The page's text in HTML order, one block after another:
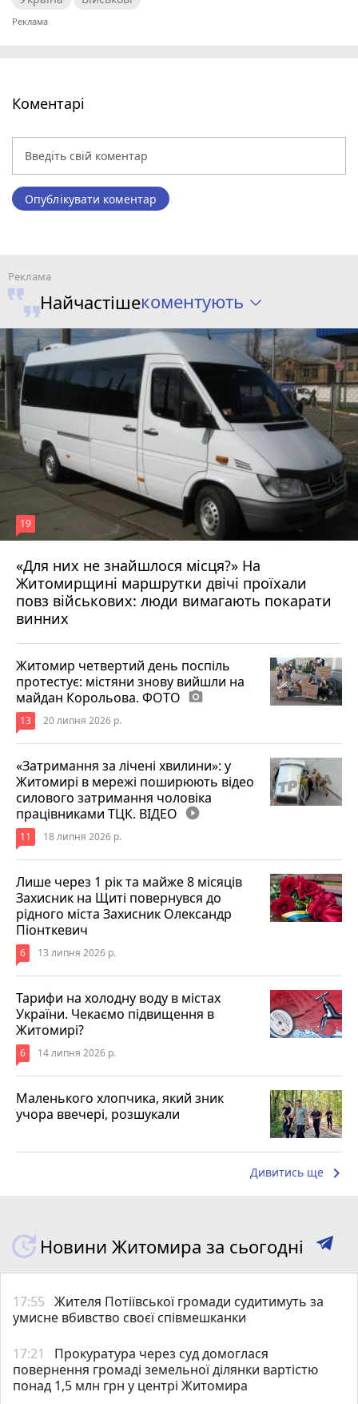
Коментарі
Опублікувати коментар
Найчастішекоментують
«Для них не знайшлося місця?» На
Житомирщині маршрутки двічі проїхали
повз військових: люди вимагають покарати
винних
19
17 липня 2026 р.
Житомир четвертий день поспіль
протестує: містяни знову вийшли на
майдан Корольова. ФОТО photo_camera
13 20 липня 2026 р.
«Затримання за лічені хвилини»: у
Житомирі в мережі поширюють відео
силового затримання чоловіка
працівниками ТЦК. ВІДЕО play_circle_filled
11 18 липня 2026 р.
Лише через 1 рік та майже 8 місяців
Захисник на Щиті повернувся до
рідного міста Захисник Олександр
Піонткевич
6 13 липня 2026 р.
Тарифи на холодну воду в містах
України. Чекаємо підвищення в
Житомирі?
6 14 липня 2026 р.
Маленького хлопчика, який зник
учора ввечері, розшукали
Дивитись ще keyboard_arrow_right
Новини Житомира за сьогодні
17:55 Жителя Потіївської громади судитимуть за
умисне вбивство своєї співмешканки
17:21
Прокуратура через суд домоглася
повернення громаді земельної ділянки вартістю
понад 1,5 млн грн у центрі Житомира